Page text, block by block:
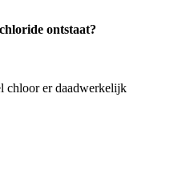
ontstaat?
chloor er daadwerkelijk